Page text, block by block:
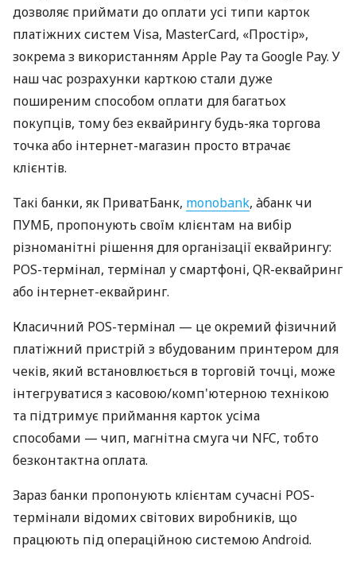
дозволяє приймати до оплати усі типи карток
платіжних систем Visa, MasterCard, «Простір»,
зокрема з використанням Apple Pay та Google Pay. У
наш час розрахунки карткою стали дуже
поширеним способом оплати для багатьох
покупців, тому без еквайрингу будь-яка торгова
точка або інтернет-магазин просто втрачає
клієнтів.
Такі банки, як ПриватБанк, monobank, àбанк чи
ПУМБ, пропонують своїм клієнтам на вибір
різноманітні рішення для організації еквайрингу:
POS-термінал, термінал у смартфоні, QR-еквайринг
або інтернет-еквайринг.
Класичний POS-термінал — це окремий фізичний
платіжний пристрій з вбудованим принтером для
чеків, який встановлюється в торговій точці, може
інтегруватися з касовою/комп'ютерною технікою
та підтримує приймання карток усіма
способами — чип, магнітна смуга чи NFC, тобто
безконтактна оплата.
Зараз банки пропонують клієнтам сучасні POS-
термінали відомих світових виробників, що
працюють під операційною системою Android.